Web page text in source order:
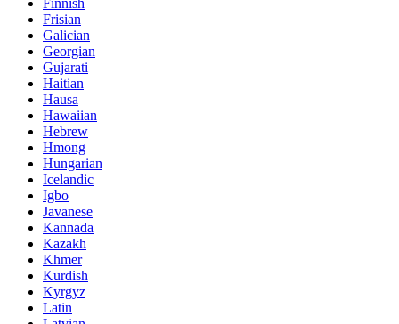
Finnish
Frisian
Galician
Georgian
Gujarati
Haitian
Hausa
Hawaiian
Hebrew
Hmong
Hungarian
Icelandic
Igbo
Javanese
Kannada
Kazakh
Khmer
Kurdish
Kyrgyz
Latin